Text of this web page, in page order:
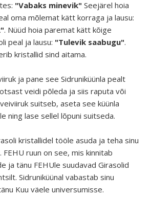
"Vabaks minevik" Seejärel hoia
oma mõlemat kätt korraga ja lausu:
. Nüüd hoia paremat kätt kõige
peal ja lausu: "Tulevik saabugu".
kristallid sind aitama.
ja pane see Sidruniküünla pealt
veidi põleda ja siis raputa või
suitseb, aseta see küünla
ning lase sellel lõpuni suitseda.
kristallidel tööle asuda ja teha sinu
ruun on see, mis kinnitab
ja tänu FEHUle suudavad Girasolid
Sidruniküünal vabastab sinu
Kuu väele universumisse.